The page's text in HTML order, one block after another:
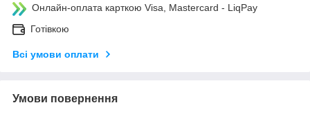
Онлайн-оплата карткою Visa, Mastercard - LiqPay
Готівкою
Всі умови оплати
Умови повернення